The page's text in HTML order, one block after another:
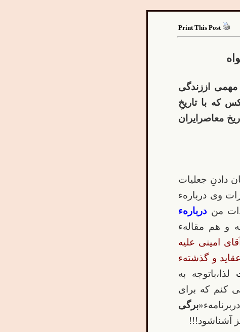
Print This Post
اززندگی
که با تاریخِ
معاصرایران
دادنِ جعلیات
وی دربارهء
من دربارهء
و هم مقالهء
امینی علیه
و گذشتهء
لذا،باتوجه به
کنم که برای
برگی
آشناشود!!!